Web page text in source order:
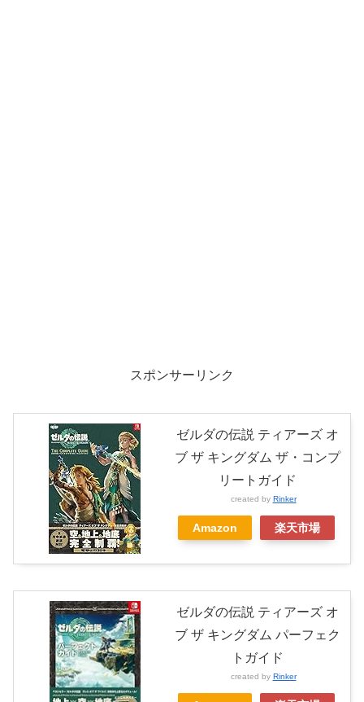
スポンサーリンク
ゼルダの伝説 ティアーズ オ
ブ ザ キングダム ザ・コンプ
リートガイド
created by Rinker
Amazon 楽天市場
ゼルダの伝説 ティアーズ オ
ブ ザ キングダム パーフェク
トガイド
created by Rinker